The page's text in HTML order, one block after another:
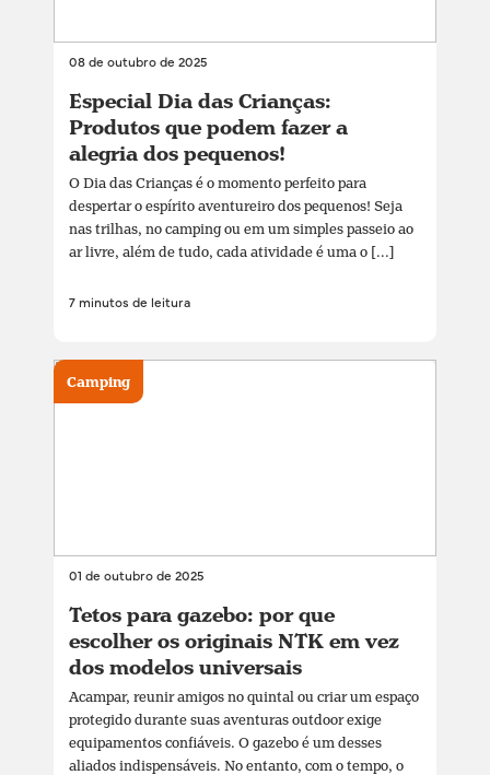
08 de outubro de 2025
Especial Dia das Crianças:
Produtos que podem fazer a
alegria dos pequenos!
O Dia das Crianças é o momento perfeito para
despertar o espírito aventureiro dos pequenos! Seja
nas trilhas, no camping ou em um simples passeio ao
ar livre, além de tudo, cada atividade é uma o [...]
7 minutos de leitura
01 de outubro de 2025
Tetos para gazebo: por que
escolher os originais NTK em vez
dos modelos universais
Acampar, reunir amigos no quintal ou criar um espaço
protegido durante suas aventuras outdoor exige
equipamentos confiáveis. O gazebo é um desses
aliados indispensáveis. No entanto, com o tempo, o
Camping